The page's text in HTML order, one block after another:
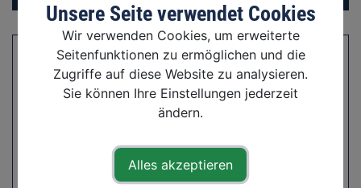
Unsere Seite verwendet Cookies
Wir verwenden Cookies, um erweiterte
Seitenfunktionen zu ermöglichen und die
Zugriffe auf diese Website zu analysieren.
Sie können Ihre Einstellungen jederzeit
ändern.
Alles akzeptieren